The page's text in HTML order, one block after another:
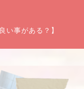
い事がある？】